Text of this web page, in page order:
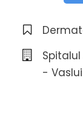
- Vaslui